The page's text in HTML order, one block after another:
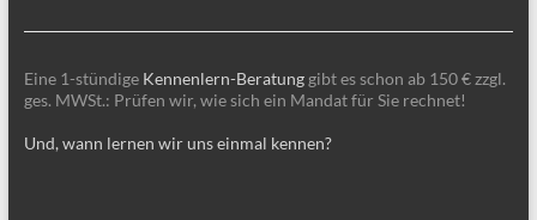
Eine 1-stündige Kennenlern-Beratunggibt es schon ab 150 € zzgl.
ges. MWSt.: Prüfen wir, wie sich ein Mandat für Sie rechnet!
Und, wann lernen wir uns einmal kennen?